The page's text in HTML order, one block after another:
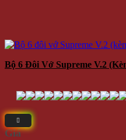
Bộ 6 Đôi Vớ Supreme V.2
Giá